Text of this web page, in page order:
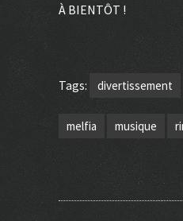
À BIENTÔT !
Tags: divertissement
melfia musique